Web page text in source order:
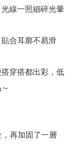
線一照細碎光暈
合耳廓不易滑
穿搭都出彩，低
再加固了一層